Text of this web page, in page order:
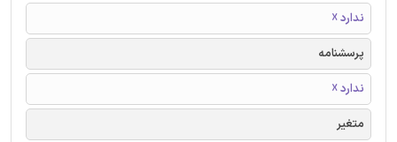
ندارد ☓
پرسشنامه
ندارد ☓
متغیر